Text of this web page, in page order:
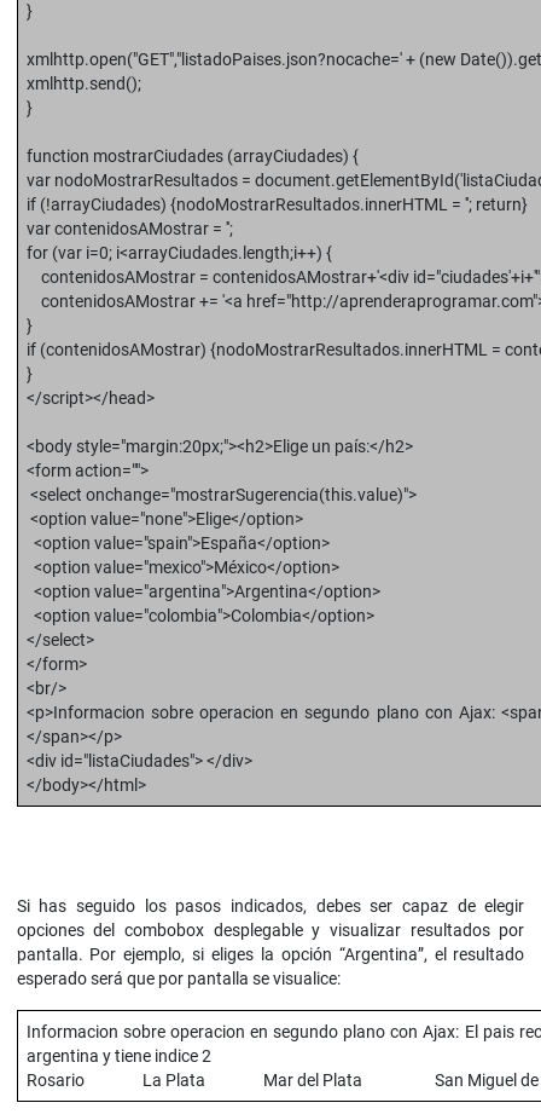
}
xmlhttp.open("GET","listadoPaises.json?nocache=' + (new
xmlhttp.send();
}
function mostrarCiudades (arrayCiudades) {
var nodoMostrarResultados =
if (!arrayCiudades) {nodoMostrarResultados.innerHTML = ''; return}
var contenidosAMostrar = '';
for (var i=0; i<arrayCiudades.length;i++) {
contenidosAMostrar = contenidosAMostrar+'<div
contenidosAMostrar += '<a href="http://
}
if (contenidosAMostrar) {nodoMostrarResultados.innerHTML =
}
</script></head>
<body style="margin:20px;"><h2>Elige un país:</h2>
<form action="">
<select onchange="mostrarSugerencia(this.value)">
<option value="none">Elige</option>
<option value="spain">España</option>
<option value="mexico">México</option>
<option value="argentina">Argentina</option>
<option value="colombia">Colombia</option>
</select>
</form>
<br/>
<p>Informacion sobre operacion en segundo plano con Ajax:
</span></p>
<div id="listaCiudades"> </div>
</body></html>
Si has seguido los pasos indicados, debes ser capaz de elegir
opciones del combobox desplegable y visualizar resultados por
pantalla. Por ejemplo, si eliges la opción “Argentina”, el resultado
esperado será que por pantalla se visualice:
Informacion sobre operacion en segundo plano con Ajax: El pais
argentina y tiene indice 2
Rosario La Plata Mar del Plata San Miguel de